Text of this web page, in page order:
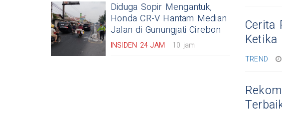
Diduga Sopir Mengantuk,
Honda CR-V Hantam Median
Jalan di Gunungjati Cirebon
INSIDEN 24 JAM 10 jam
Cerita
TREND